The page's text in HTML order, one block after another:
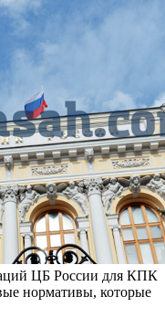
ЦБ России для КПК
нормативы, которые